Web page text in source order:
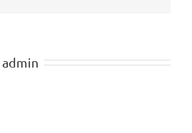
admin